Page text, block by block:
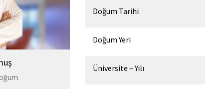
Doğum Tarihi
Doğum Yeri
Üniversite – Yılı